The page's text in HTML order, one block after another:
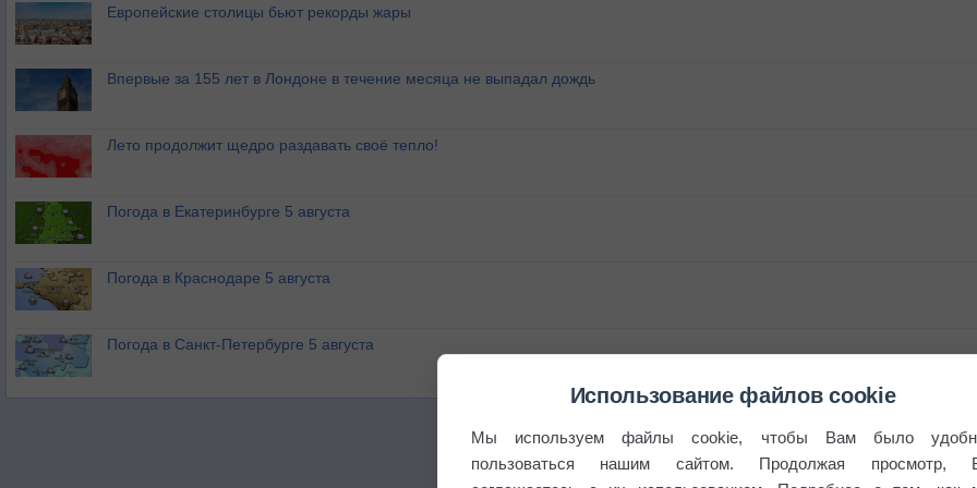
Европейские столицы бьют рекорды жары
Впервые за 155 лет в Лондоне в течение месяца не выпадал дождь
Лето продолжит щедро раздавать своё тепло!
Погода в Екатеринбурге 5 августа
Погода в Краснодаре 5 августа
Погода в Санкт-Петербурге 5 августа
Использование файлов cookie
Мы используем файлы cookie, чтобы Вам было
пользоваться нашим сайтом. Продолжая просмотр,